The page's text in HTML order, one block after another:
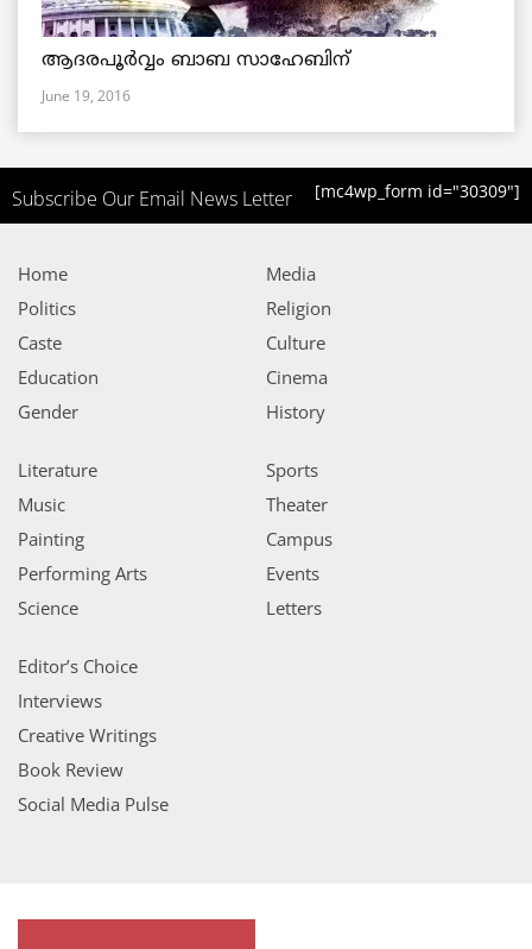
ആദരപൂര്‍വ്വം ബാബ സാഹേബിന്
June 19, 2016
Subscribe Our Email News Letter [mc4wp_form id="30309"]
Home
Politics
Caste
Education
Gender
Media
Religion
Culture
Cinema
History
Literature
Music
Painting
Performing Arts
Science
Sports
Theater
Campus
Events
Letters
Editor’s Choice
Interviews
Creative Writings
Book Review
Social Media Pulse